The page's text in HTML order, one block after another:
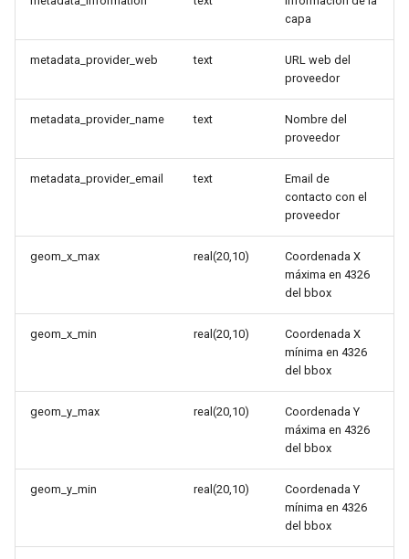
capa
metadata_provider_web text
URL web del
proveedor
metadata_provider_name text
Nombre del
proveedor
metadata_provider_email text
Email de
contacto con el
proveedor
geom_x_max real(20,10)
Coordenada X
máxima en 4326
del bbox
geom_x_min real(20,10)
Coordenada X
mínima en 4326
del bbox
geom_y_max real(20,10)
Coordenada Y
máxima en 4326
del bbox
geom_y_min real(20,10)
Coordenada Y
mínima en 4326
del bbox